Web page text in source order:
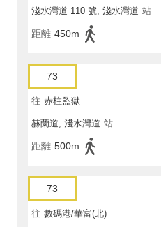
淺水灣道 110 號, 淺水灣道 站
距離 450m
73
往 赤柱監獄
赫蘭道, 淺水灣道 站
距離 500m
73
往 數碼港/華富(北)